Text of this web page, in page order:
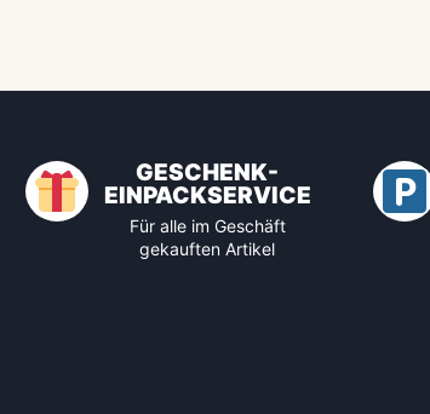
GESCHENK-
EINPACKSERVICE
Für alle im Geschäft
gekauften Artikel